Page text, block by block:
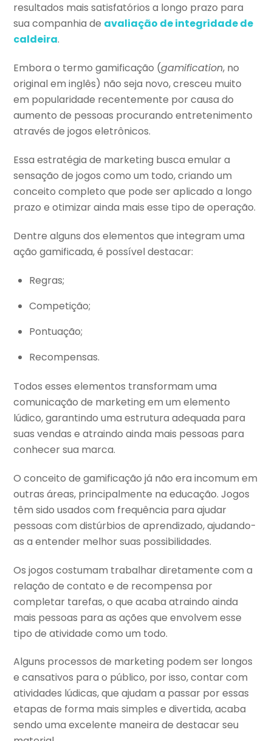
resultados mais satisfatórios a longo prazo para
sua companhia de avaliação de integridade de
caldeira.
Embora o termo gamificação (gamification, no
original em inglês) não seja novo, cresceu muito
em popularidade recentemente por causa do
aumento de pessoas procurando entretenimento
através de jogos eletrônicos.
Essa estratégia de marketing busca emular a
sensação de jogos como um todo, criando um
conceito completo que pode ser aplicado a longo
prazo e otimizar ainda mais esse tipo de operação.
Dentre alguns dos elementos que integram uma
ação gamificada, é possível destacar:
Regras;
Competição;
Pontuação;
Recompensas.
Todos esses elementos transformam uma
comunicação de marketing em um elemento
lúdico, garantindo uma estrutura adequada para
suas vendas e atraindo ainda mais pessoas para
conhecer sua marca.
O conceito de gamificação já não era incomum em
outras áreas, principalmente na educação. Jogos
têm sido usados com frequência para ajudar
pessoas com distúrbios de aprendizado, ajudando-
as a entender melhor suas possibilidades.
Os jogos costumam trabalhar diretamente com a
relação de contato e de recompensa por
completar tarefas, o que acaba atraindo ainda
mais pessoas para as ações que envolvem esse
tipo de atividade como um todo.
Alguns processos de marketing podem ser longos
e cansativos para o público, por isso, contar com
atividades lúdicas, que ajudam a passar por essas
etapas de forma mais simples e divertida, acaba
sendo uma excelente maneira de destacar seu